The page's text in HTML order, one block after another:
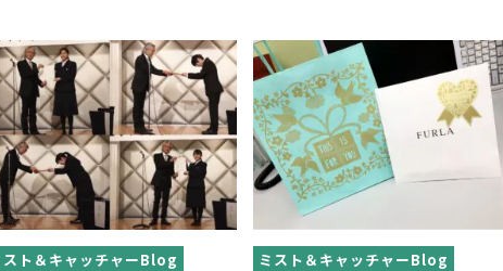
ッシュデミスター
加工品
ッシュ
ッシュ加工品
スト＆キャッチャーBlog ミスト＆キャッチャーBlog